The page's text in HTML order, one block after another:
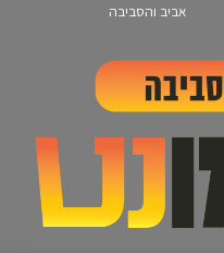
אביב והסביבה